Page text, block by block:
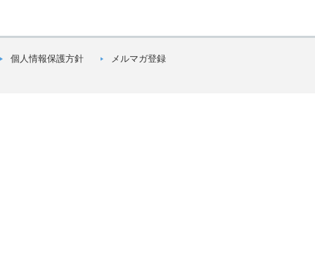
個人情報保護方針 メルマガ登録